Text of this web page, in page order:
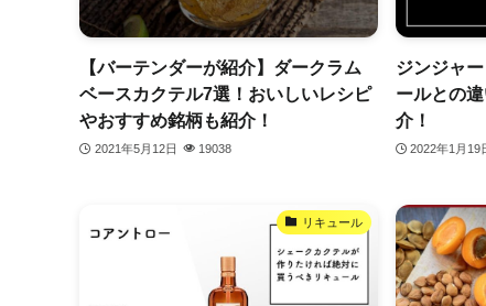
【バーテンダーが紹介】ダークラム
ベースカクテル7選！おいしいレシピ
やおすすめ銘柄も紹介！
2021年5月12日 19038
ジンジャ
ールとの
介！
2022年1月19
リキュール